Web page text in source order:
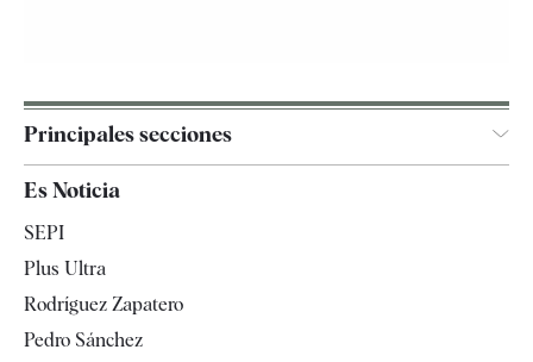
Principales secciones
Televisión
Es Noticia
SEPI
Plus Ultra
Rodríguez Zapatero
Pedro Sánchez